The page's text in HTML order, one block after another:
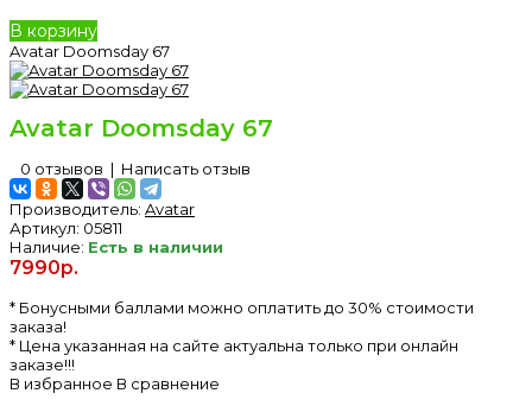
В корзину
Avatar Doomsday 67
Avatar Doomsday 67
0 отзывов | Написать отзыв
Производитель: Avatar
Артикул: 05811
Наличие: Есть в наличии
7990р.
* Бонусными баллами можно оплатить до 30% стоимости
заказа!
* Цена указанная на сайте актуальна только при онлайн
заказе!!!
В избранное В сравнение